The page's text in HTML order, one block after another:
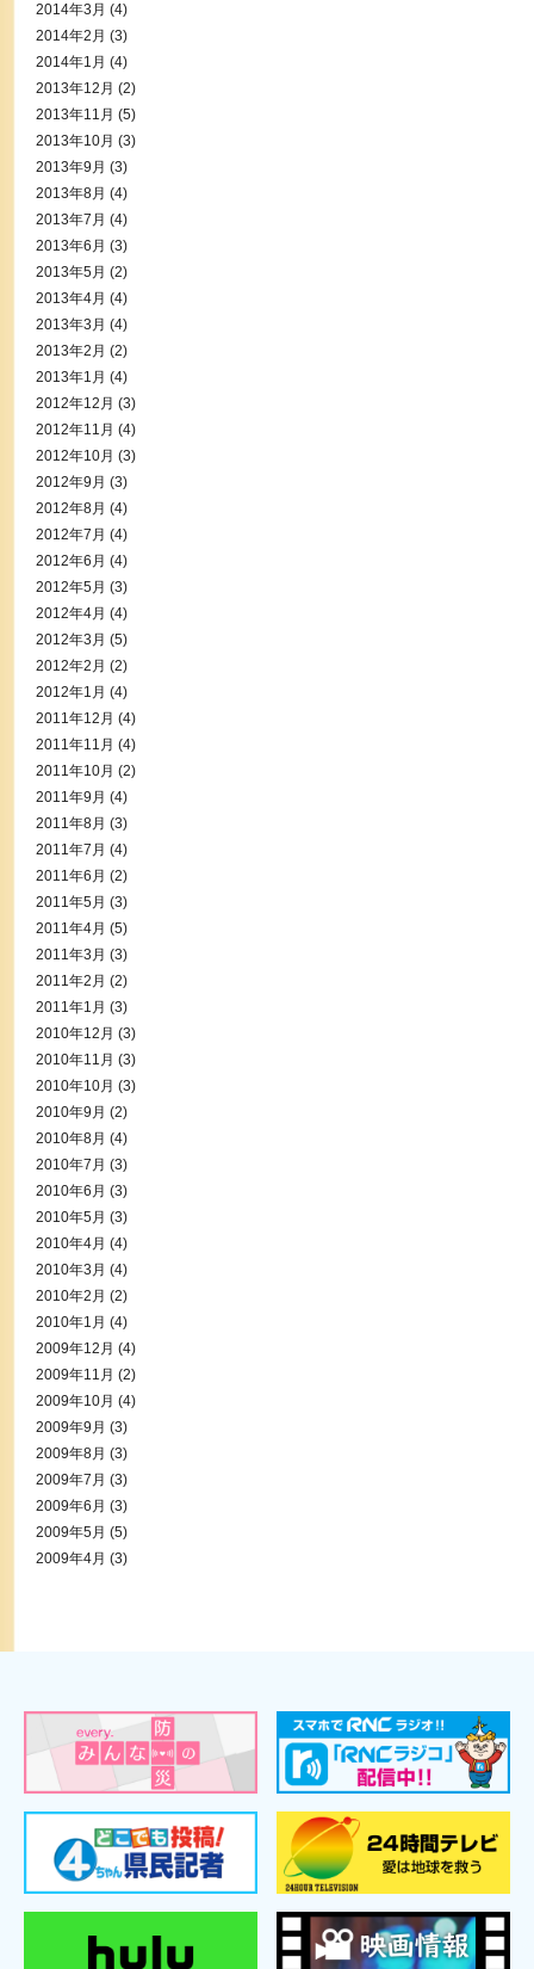
2014年3月 (4)
2014年2月 (3)
2014年1月 (4)
2013年12月 (2)
2013年11月 (5)
2013年10月 (3)
2013年9月 (3)
2013年8月 (4)
2013年7月 (4)
2013年6月 (3)
2013年5月 (2)
2013年4月 (4)
2013年3月 (4)
2013年2月 (2)
2013年1月 (4)
2012年12月 (3)
2012年11月 (4)
2012年10月 (3)
2012年9月 (3)
2012年8月 (4)
2012年7月 (4)
2012年6月 (4)
2012年5月 (3)
2012年4月 (4)
2012年3月 (5)
2012年2月 (2)
2012年1月 (4)
2011年12月 (4)
2011年11月 (4)
2011年10月 (2)
2011年9月 (4)
2011年8月 (3)
2011年7月 (4)
2011年6月 (2)
2011年5月 (3)
2011年4月 (5)
2011年3月 (3)
2011年2月 (2)
2011年1月 (3)
2010年12月 (3)
2010年11月 (3)
2010年10月 (3)
2010年9月 (2)
2010年8月 (4)
2010年7月 (3)
2010年6月 (3)
2010年5月 (3)
2010年4月 (4)
2010年3月 (4)
2010年2月 (2)
2010年1月 (4)
2009年12月 (4)
2009年11月 (2)
2009年10月 (4)
2009年9月 (3)
2009年8月 (3)
2009年7月 (3)
2009年6月 (3)
2009年5月 (5)
2009年4月 (3)